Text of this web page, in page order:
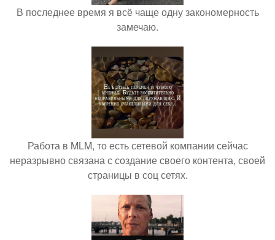
В последнее время я всё чаще одну закономерность
замечаю.
Работа в MLM, то есть сетевой компании сейчас
неразрывно связана с создание своего контента, своей
страницы в соц сетях.